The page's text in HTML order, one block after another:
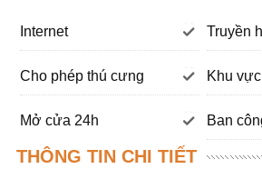
Internet Truyền
Cho phép thú cưng Khu
Mở cửa 24h Ban
THÔNG TIN CHI TIẾT